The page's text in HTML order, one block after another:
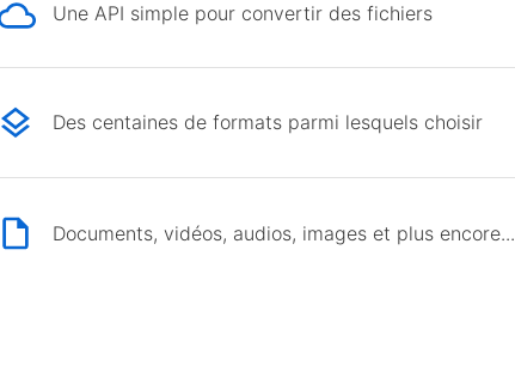
Une API simple pour convertir des fichiers
Des centaines de formats parmi lesquels choisir
Documents, vidéos, audios, images et plus encore...